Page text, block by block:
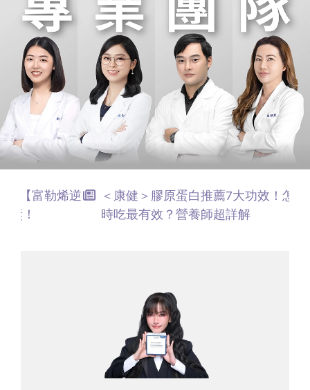
＜康健＞膠原蛋白推薦7大功效！怎麼吃、何
時吃最有效？營養師超詳解